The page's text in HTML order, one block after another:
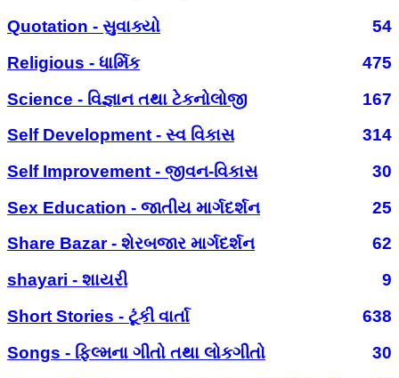
Quotation - સુવાક્યો
54
Religious - ધાર્મિક
475
Science - વિજ્ઞાન તથા ટેકનોલોજી
167
Self Development - સ્વ વિકાસ
314
Self Improvement - જીવન-વિકાસ
30
Sex Education - જાતીય માર્ગદર્શન
25
Share Bazar - શેરબજાર માર્ગદર્શન
62
shayari - શાયરી
9
Short Stories - ટૂંકી વાર્તા
638
Songs - ફિલ્મના ગીતો તથા લોકગીતો
30